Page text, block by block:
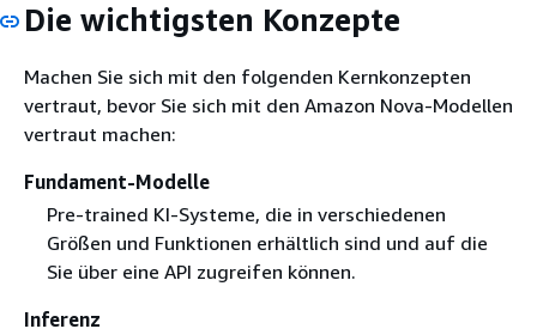
Die wichtigsten Konzepte
Machen Sie sich mit den folgenden Kernkonzepten
vertraut, bevor Sie sich mit den Amazon Nova-Modellen
vertraut machen:
Fundament-Modelle
Pre-trained KI-Systeme, die in verschiedenen
Größen und Funktionen erhältlich sind und auf die
Sie über eine API zugreifen können.
Inferenz